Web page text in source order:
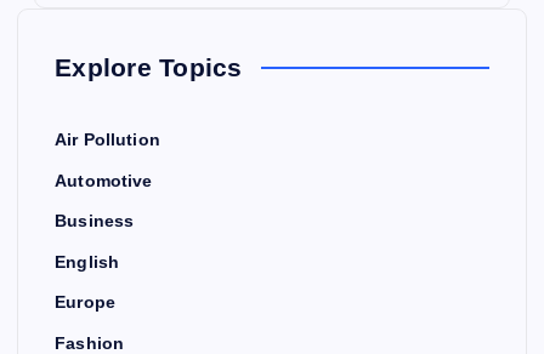
Explore Topics
Air Pollution
Automotive
Business
English
Europe
Fashion